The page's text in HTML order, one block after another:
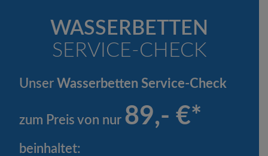
WASSERBETTEN
SERVICE-CHECK
Unser Wasserbetten Service-Check
zum Preis von nur 89,- €*
beinhaltet: